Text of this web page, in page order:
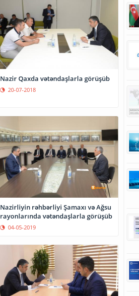
Nazir Qaxda vətəndaşlarla görüşüb
20-07-2018
Nazirliyin rəhbərliyi Şamaxı və Ağsu
rayonlarında vətəndaşlarla görüşüb
04-05-2019